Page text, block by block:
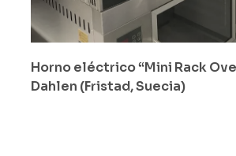
Horno eléctrico “Mini Rack
Dahlen (Fristad, Suecia)